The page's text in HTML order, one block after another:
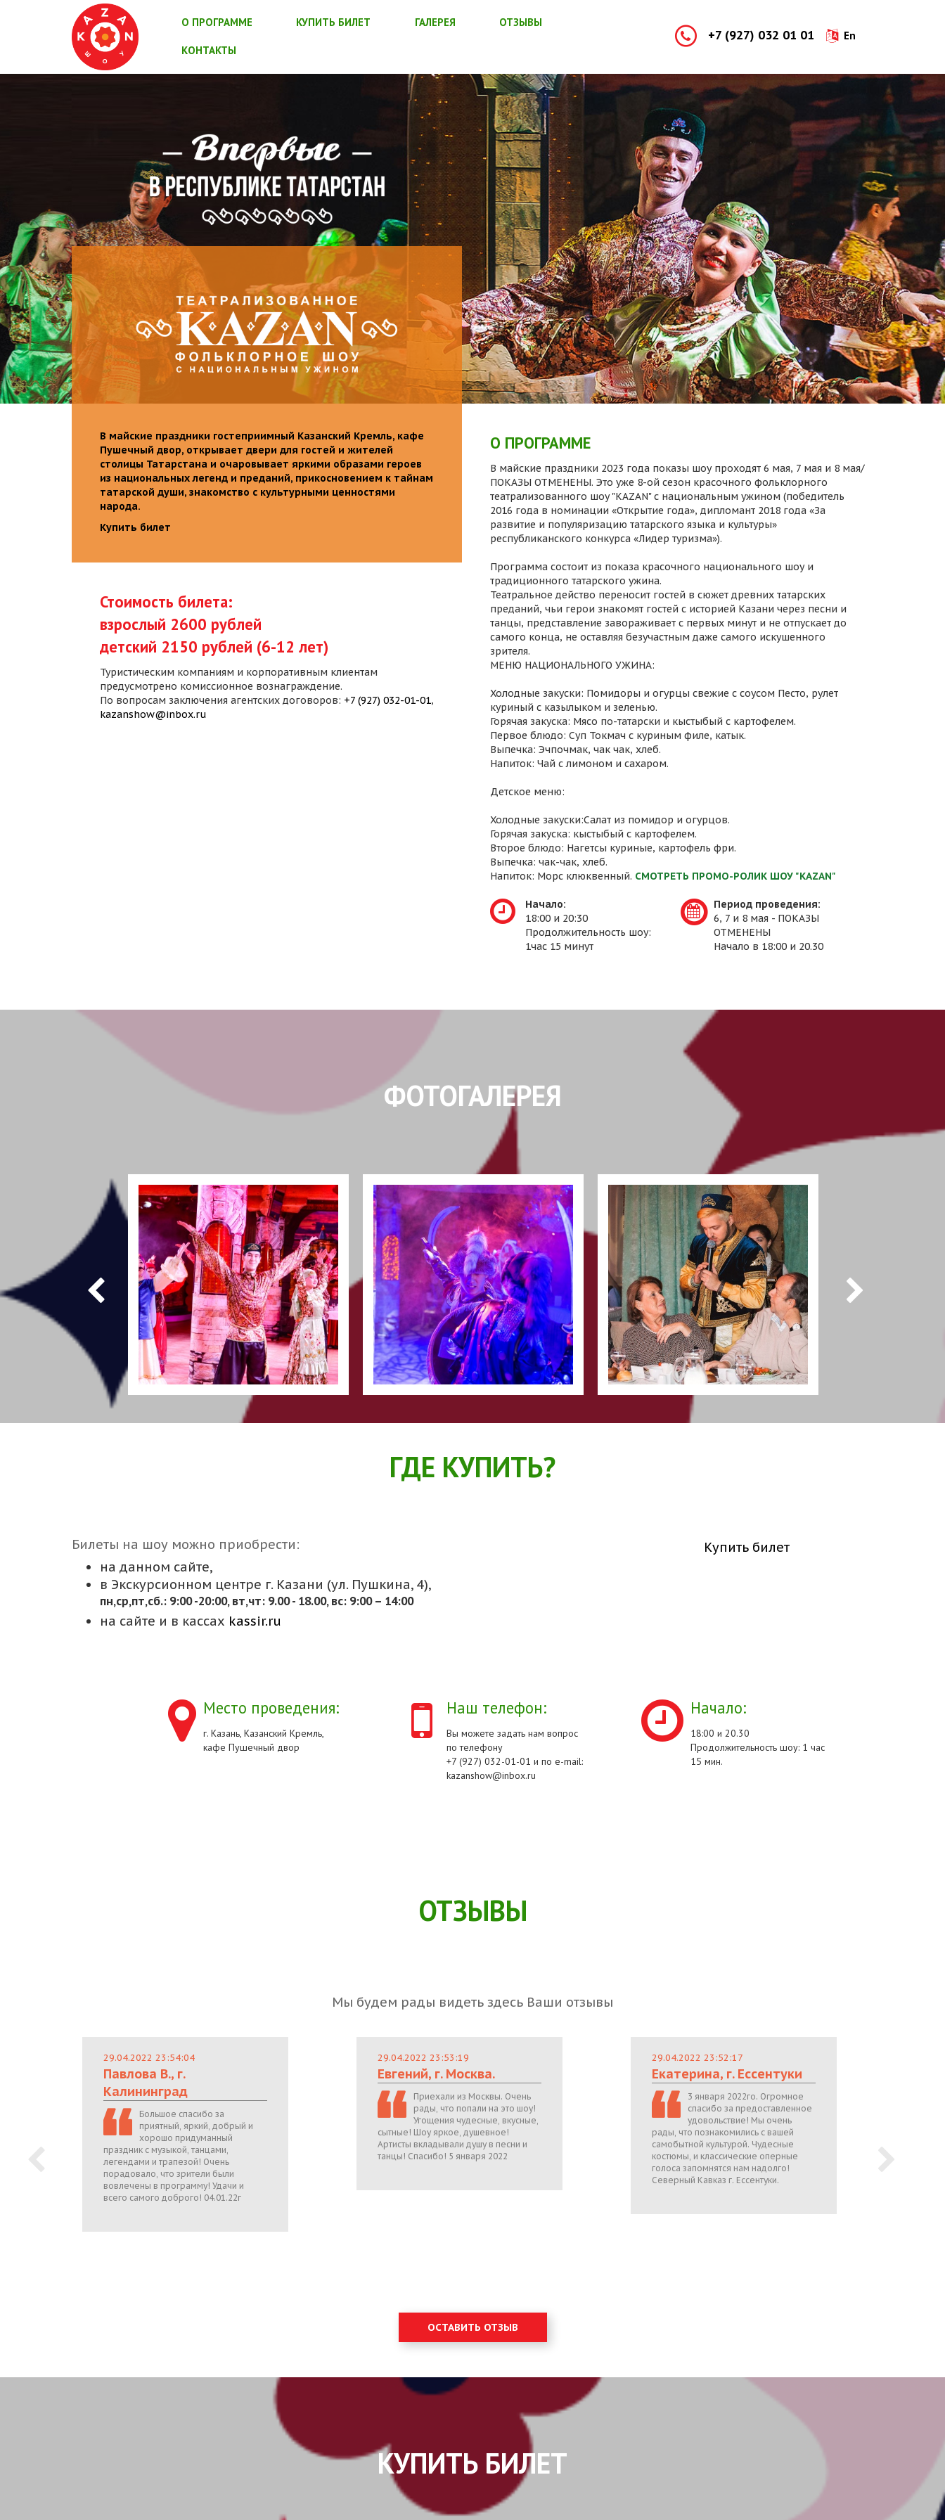
О ПРОГРАММЕ КУПИТЬ БИЛЕТ ГАЛЕРЕЯ ОТЗЫВЫ
КОНТАКТЫ
+7 (927) 032 01 01 En
В майские праздники гостеприимный Казанский Кремль, кафе
Пушечный двор, открывает двери для гостей и жителей
столицы Татарстана и очаровывает яркими образами героев
из национальных легенд и преданий, прикосновением к тайнам
татарской души, знакомство с культурными ценностями
народа.
Купить билет
Стоимость билета:
взрослый 2600 рублей
детский 2150 рублей (6-12 лет)
Туристическим компаниям и корпоративным клиентам
предусмотрено комиссионное вознаграждение.
По вопросам заключения агентских договоров: +7 (927) 032-01-01,
kazanshow@inbox.ru
О ПРОГРАММЕ
В майские праздники 2023 года показы шоу проходят 6 мая, 7 мая и 8 мая/
ПОКАЗЫ ОТМЕНЕНЫ. Это уже 8-ой сезон красочного фольклорного
театрализованного шоу "KAZAN" с национальным ужином (победитель
2016 года в номинации «Открытие года», дипломант 2018 года «За
развитие и популяризацию татарского языка и культуры»
республиканского конкурса «Лидер туризма»).
Программа состоит из показа красочного национального шоу и
традиционного татарского ужина.
Театральное действо переносит гостей в сюжет древних татарских
преданий, чьи герои знакомят гостей с историей Казани через песни и
танцы, представление завораживает с первых минут и не отпускает до
самого конца, не оставляя безучастным даже самого искушенного
зрителя.
МЕНЮ НАЦИОНАЛЬНОГО УЖИНА:
Холодные закуски: Помидоры и огурцы свежие с соусом Песто, рулет
куриный с казылыком и зеленью.
Горячая закуска: Мясо по-татарски и кыстыбый с картофелем.
Первое блюдо: Суп Токмач с куриным филе, катык.
Выпечка: Эчпочмак, чак чак, хлеб.
Напиток: Чай с лимоном и сахаром.
Детское меню:
Холодные закуски:Салат из помидор и огурцов.
Горячая закуска: кыстыбый с картофелем.
Второе блюдо: Нагетсы куриные, картофель фри.
Выпечка: чак-чак, хлеб.
Напиток: Морс клюквенный. СМОТРЕТЬ ПРОМО-РОЛИК ШОУ "KAZAN"
Начало:
18:00 и 20:30
Продолжительность шоу:
1час 15 минут
Период проведения:
6, 7 и 8 мая - ПОКАЗЫ
ОТМЕНЕНЫ
Начало в 18:00 и 20.30
ФОТОГАЛЕРЕЯ
ГДЕ КУПИТЬ?
Билеты на шоу можно приобрести:
на данном сайте,
в Экскурсионном центре г. Казани (ул. Пушкина, 4),
пн,cр,пт,сб.: 9:00 -20:00, вт,чт: 9.00 - 18.00, вс: 9:00 – 14:00
на сайте и в кассах kassir.ru
Купить билет
Место проведения:
г. Казань, Казанский Кремль,
кафе Пушечный двор
Наш телефон:
Вы можете задать нам вопрос
по телефону
+7 (927) 032-01-01 и по e-mail:
kazanshow@inbox.ru
Начало:
18:00 и 20.30
Продолжительность шоу: 1 час
15 мин.
ОТЗЫВЫ
Мы будем рады видеть здесь Ваши отзывы
29.04.2022 23:54:04
Павлова В., г.
Калининград
Большое спасибо за
приятный, яркий, добрый и
хорошо придуманный
праздник с музыкой, танцами,
легендами и трапезой! Очень
порадовало, что зрители были
вовлечены в программу! Удачи и
всего самого доброго! 04.01.22г
29.04.2022 23:53:19
Евгений, г. Москва.
Приехали из Москвы. Очень
рады, что попали на это шоу!
Угощения чудесные, вкусные,
сытные! Шоу яркое, душевное!
Артисты вкладывали душу в песни и
танцы! Спасибо! 5 января 2022
29.04.2022 23:52:17
Екатерина, г. Ессентуки
3 января 2022го. Огромное
спасибо за предоставленное
удовольствие! Мы очень
рады, что познакомились с вашей
самобытной культурой. Чудесные
костюмы, и классические оперные
голоса запомнятся нам надолго!
Северный Кавказ г. Ессентуки.
ОСТАВИТЬ ОТЗЫВ
КУПИТЬ БИЛЕТ